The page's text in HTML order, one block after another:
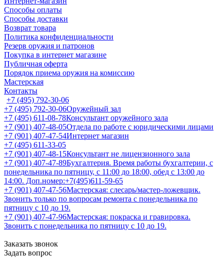
Способы оплаты
Способы доставки
Возврат товара
Политика конфиденциальности
Резерв оружия и патронов
Покупка в интернет магазине
Публичная оферта
Порядок приема оружия на комиссию
Мастерская
Контакты
+7 (495) 792-30-06
+7 (495) 792-30-06Оружейный зал
+7 (495) 611-08-78Консультант оружейного зала
+7 (901) 407-48-05Отдела по работе с юридическими лицами
+7 (901) 407-47-54Интернет магазин
+7 (495) 611-33-05
+7 (901) 407-48-15Консультант не лицензионного зала
+7 (901) 407-47-89Бухгалтерия. Время работы бухгалтерии, с
понедельника по пятницу, с 11:00 до 18:00, обед с 13:00 до
14:00. Доп.номер:+7(495)611-59-65
+7 (901) 407-47-56Мастерская: слесарь/мастер-ложевщик.
Звонить только по вопросам ремонта с понедельника по
пятницу с 10 до 19.
+7 (901) 407-47-96Мастерская: покраска и гравировка.
Звонить с понедельника по пятницу с 10 до 19.
Заказать звонок
Задать вопрос